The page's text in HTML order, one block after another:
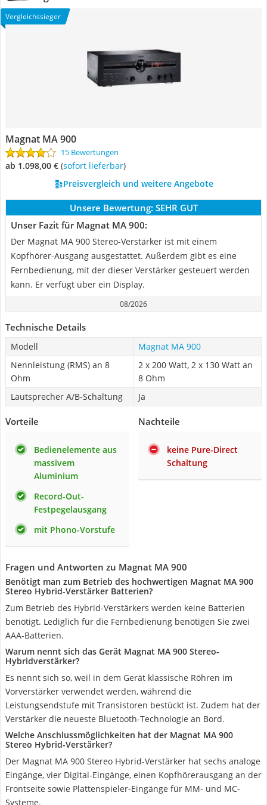
Vergleichssieger
Magnat MA 900
15 Bewertungen
ab 1.098,00 € ( Sofort lieferbar)
Preisvergleich und weitere Angebote
Unsere Bewertung: SEHR GUT
Unser Fazit für Magnat MA 900:
Der Magnat MA 900 Stereo-Verstärker ist mit einem
Kopfhörer-Ausgang ausgestattet. Außerdem gibt es eine
Fernbedienung, mit der dieser Verstärker gesteuert werden
kann. Er verfügt über ein Display.
08/2026
Technische Details
Modell
Magnat MA 900
Nennleistung (RMS) an 8
Ohm
2 x 200 Watt, 2 x 130 Watt an
8 Ohm
Lautsprecher A/B-Schaltung
Ja
Vorteile
Bedienelemente aus
massivem
Aluminium
Record-Out-
Festpegelausgang
mit Phono-Vorstufe
Nachteile
keine Pure-Direct
Schaltung
Fragen und Antworten zu Magnat MA 900
Benötigt man zum Betrieb des hochwertigen Magnat MA 900
Stereo Hybrid-Verstärker Batterien?
Zum Betrieb des Hybrid-Verstärkers werden keine Batterien
benötigt. Lediglich für die Fernbedienung benötigen Sie zwei
AAA-Batterien.
Warum nennt sich das Gerät Magnat MA 900 Stereo-
Hybridverstärker?
Es nennt sich so, weil in dem Gerät klassische Röhren im
Vorverstärker verwendet werden, während die
Leistungsendstufe mit Transistoren bestückt ist. Zudem hat der
Verstärker die neueste Bluetooth-Technologie an Bord.
Welche Anschlussmöglichkeiten hat der Magnat MA 900
Stereo Hybrid-Verstärker?
Der Magnat MA 900 Stereo Hybrid-Verstärker hat sechs analoge
Eingänge, vier Digital-Eingänge, einen Kopfhörerausgang an der
Frontseite sowie Plattenspieler-Eingänge für MM- und MC-
Systeme.